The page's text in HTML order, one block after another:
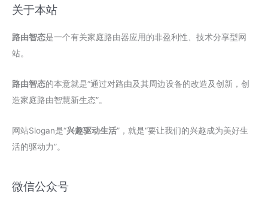
关于本站
路由智态是一个有关家庭路由器应用的非盈利性、技术分享型网
站。
路由智态的本意就是“通过对路由及其周边设备的改造及创新，创
造家庭路由智慧新生态”。
网站Slogan是“兴趣驱动生活”，就是“要让我们的兴趣成为美好生
活的驱动力”。
微信公众号